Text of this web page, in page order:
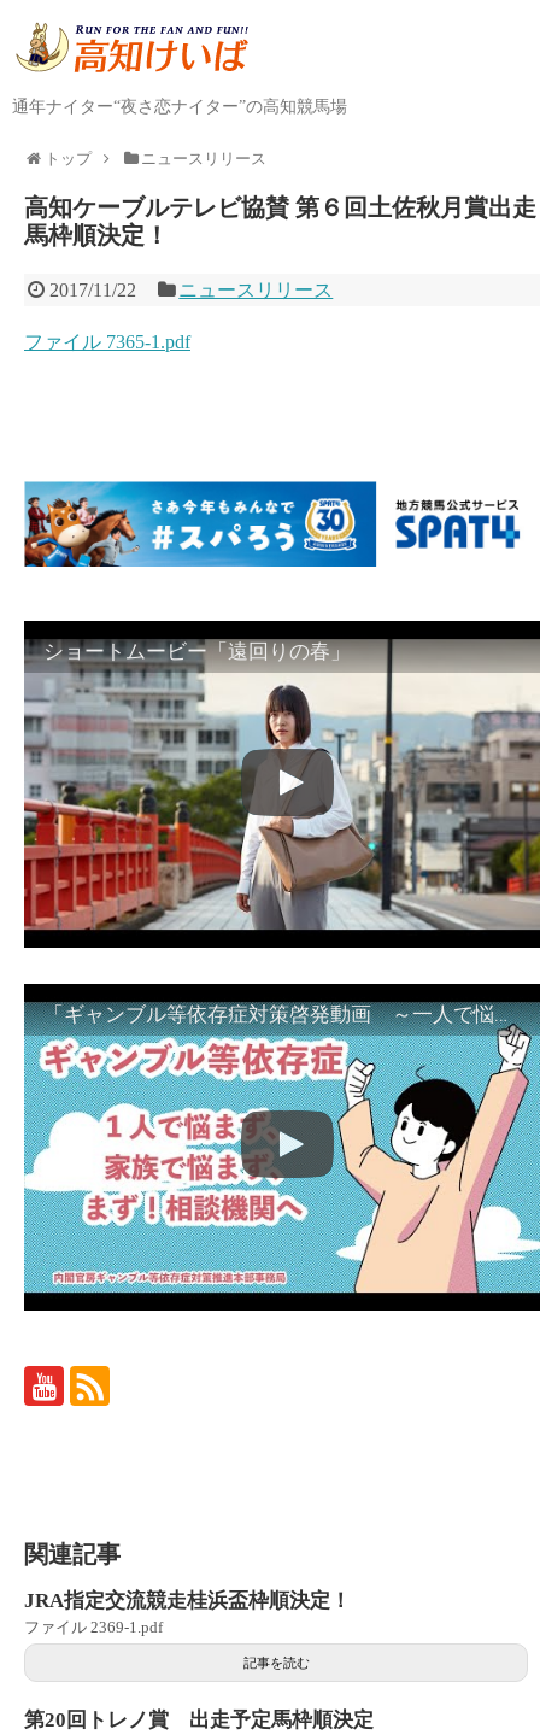
通年ナイター“夜さ恋ナイター”の高知競馬場
トップ ニュースリリース
高知ケーブルテレビ協賛 第６回土佐秋月賞出走
馬枠順決定！
2017/11/22 ニュースリリース
ファイル 7365-1.pdf
ショートムービー「遠回りの春」
「ギャンブル等依存症対策啓発動画 ～一人で悩まず、家族で悩まず、まず！相談機関へ～」
関連記事
JRA指定交流競走桂浜盃枠順決定！
ファイル 2369-1.pdf
記事を読む
第20回トレノ賞 出走予定馬枠順決定